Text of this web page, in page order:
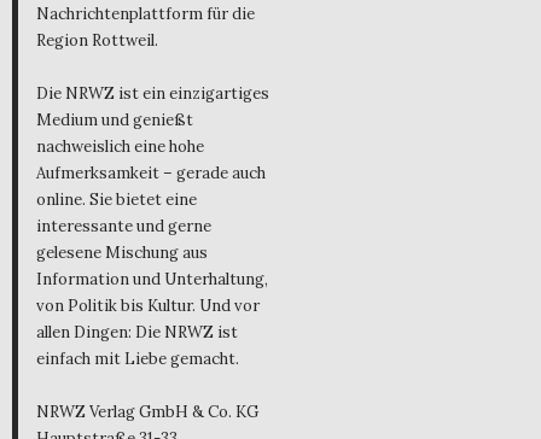
Nachrichtenplattform für die
Region Rottweil.
Die NRWZ ist ein einzigartiges
Medium und genießt
nachweislich eine hohe
Aufmerksamkeit – gerade auch
online. Sie bietet eine
interessante und gerne
gelesene Mischung aus
Information und Unterhaltung,
von Politik bis Kultur. Und vor
allen Dingen: Die NRWZ ist
einfach mit Liebe gemacht.
NRWZ Verlag GmbH & Co. KG